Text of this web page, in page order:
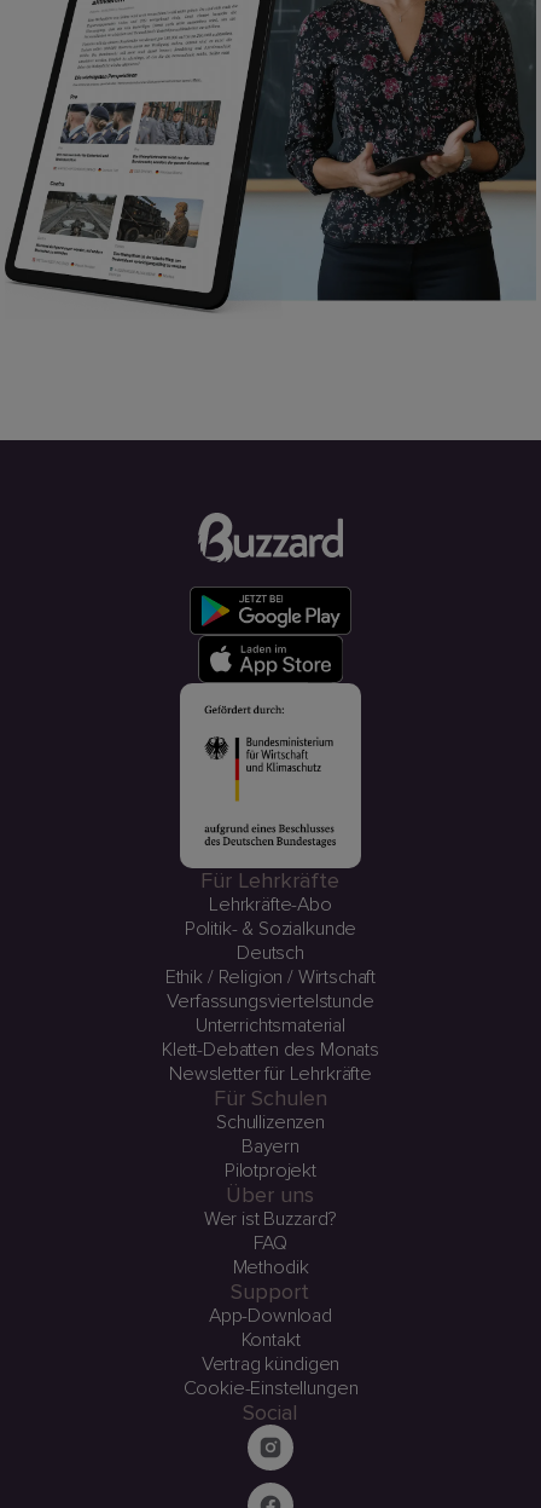
Für Lehrkräfte
Lehrkräfte-Abo
Politik- & Sozialkunde
Deutsch
Ethik / Religion / Wirtschaft
Verfassungsviertelstunde
Unterrichtsmaterial
Klett-Debatten des Monats
Newsletter für Lehrkräfte
Für Schulen
Schullizenzen
Bayern
Pilotprojekt
Über uns
Wer ist Buzzard?
FAQ
Methodik
Support
App-Download
Kontakt
Vertrag kündigen
Cookie-Einstellungen
Social